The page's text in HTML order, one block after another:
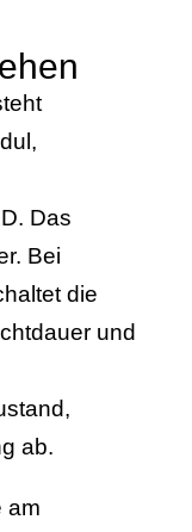
Das
Bei
die
und
ab.
am